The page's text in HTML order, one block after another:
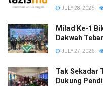
JULY 28, 2026
Milad Ke-1
Dakwah
JULY 27, 2026
Tak Sekadar
Dukung